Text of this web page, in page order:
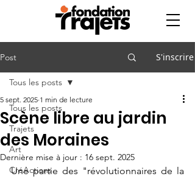
Post S'inscrire
Tous les posts
Trajets
Art
CréActions
Tous les posts
Scène libre au jardin
des Moraines
5 sept. 2025 1 min de lecture
Dernière mise à jour : 16 sept. 2025
Une partie des "révolutionnaires de la